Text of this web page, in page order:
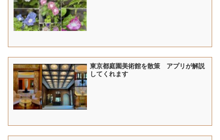
東京都庭園美術館を散策 アプリが解説
してくれます